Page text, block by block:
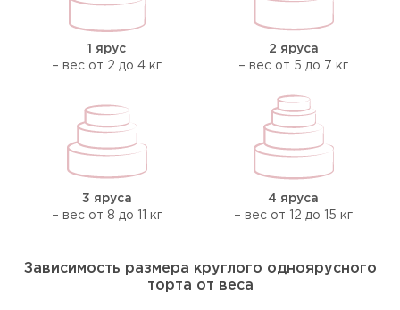
1 ярус
– вес от 2 до 4 кг
2 яруса
– вес от 5 до 7 кг
3 яруса
– вес от 8 до 11 кг
4 яруса
– вес от 12 до 15 кг
Зависимость размера круглого одноярусного
торта от веса